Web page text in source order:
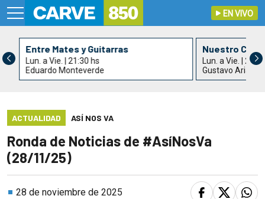
EN VIVO
Entre Mates y Guitarras
Lun. a Vie. | 21:30 hs
Eduardo Monteverde
Nuestro
Lun. a Vie. |
Gustavo Arias
ACTUALIDAD ASÍ NOS VA
Ronda de Noticias de #AsíNosVa
(28/11/25)
28 de noviembre de 2025